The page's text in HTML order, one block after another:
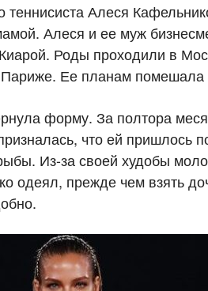
теннисиста Алеся
Алеся и ее муж
Роды проходили в
Ее планам
форму. За полтора
что ей пришлось
Из-за своей худобы
одеял, прежде чем взять